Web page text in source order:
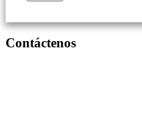
Contáctenos